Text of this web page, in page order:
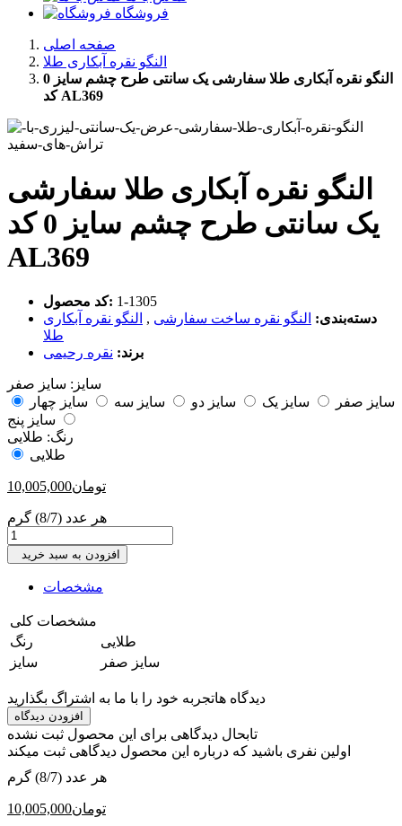
فروشگاه
صفحه اصلی
النگو نقره آبکاری طلا
النگو نقره آبکاری طلا سفارشی یک سانتی طرح چشم سایز 0
کد AL369
النگو نقره آبکاری طلا سفارشی
یک سانتی طرح چشم سایز 0 کد
AL369
کد محصول: ‎1-1305
دسته‌بندی: النگو نقره ساخت سفارشی , النگو نقره آبکاری
طلا
برند: نقره رحیمی
سایز: سایز صفر
سایز صفر
سایز یک سایز دو سایز سه
سایز چهار
سایز پنج
رنگ: طلایی
طلایی
10,005,000تومان
هر عدد (8/7) گرم
افزودن به سبد خرید
مشخصات
مشخصات کلی
رنگ
‎طلایی
سایز
‎سایز صفر
دیدگاه هاتجربه خود را با ما به اشتراگ بگذارید
افزودن دیدگاه
تابحال دیدگاهی برای این محصول ثبت نشده
اولین نفری باشید که درباره این محصول دیدگاهی ثبت میکند
هر عدد (8/7) گرم
10,005,000تومان